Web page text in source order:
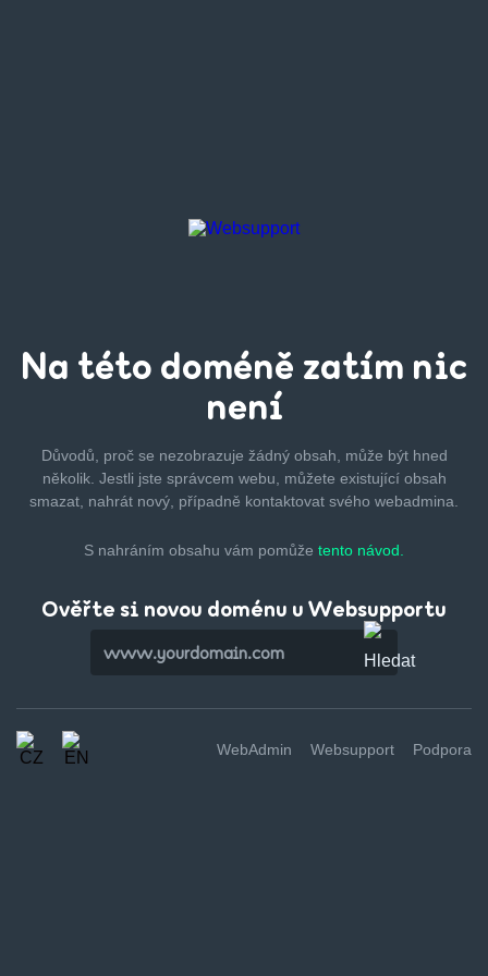
Na této doméně zatím nic
není
Důvodů, proč se nezobrazuje žádný obsah, může být hned
několik. Jestli jste správcem webu, můžete existující obsah
smazat, nahrát nový, případně kontaktovat svého webadmina.
S nahráním obsahu vám pomůže tento návod.
Ověřte si novou doménu u Websupportu
WebAdmin Websupport Podpora